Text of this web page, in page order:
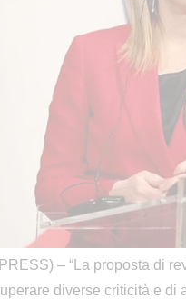
– “La proposta di
diverse criticità e di